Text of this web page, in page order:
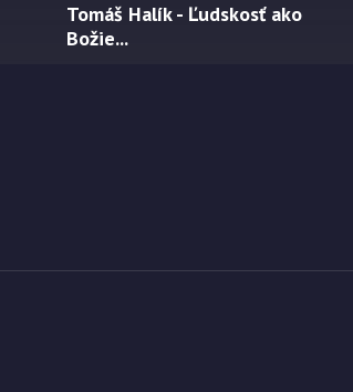
Tomáš Halík - Ľudskosť ako
Božie...